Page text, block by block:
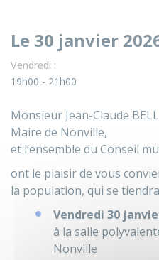
Le 30 janvier
Vendredi :
19h00 - 21h00
Monsieur Jean-Claude
Maire de Nonville,
et l’ensemble du Conseil
ont le plaisir de vous
la population, qui se
Vendredi 30
à la salle
Nonville